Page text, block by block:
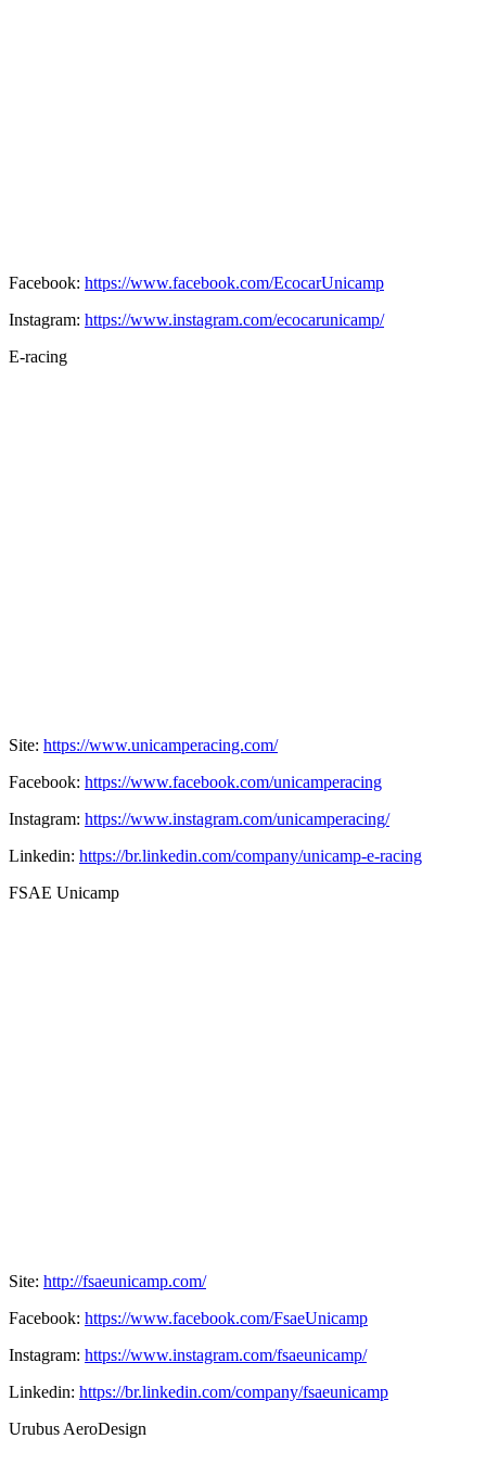
Facebook: https://www.facebook.com/EcocarUnicamp
Instagram: https://www.instagram.com/ecocarunicamp/
E-racing
Site: https://www.unicamperacing.com/
Facebook: https://www.facebook.com/unicamperacing
Instagram: https://www.instagram.com/unicamperacing/
Linkedin: https://br.linkedin.com/company/unicamp-e-racing
FSAE Unicamp
Site: http://fsaeunicamp.com/
Facebook: https://www.facebook.com/FsaeUnicamp
Instagram: https://www.instagram.com/fsaeunicamp/
Linkedin: https://br.linkedin.com/company/fsaeunicamp
Urubus AeroDesign